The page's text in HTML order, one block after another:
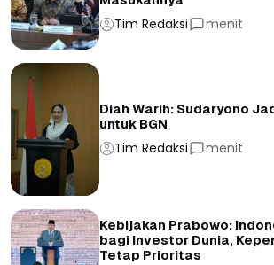
Tim Redaksi menit
Diah Warih: Sudaryono
untuk BGN
Tim Redaksi menit
Kebijakan Prabowo:
bagi Investor Dunia,
Tetap Prioritas